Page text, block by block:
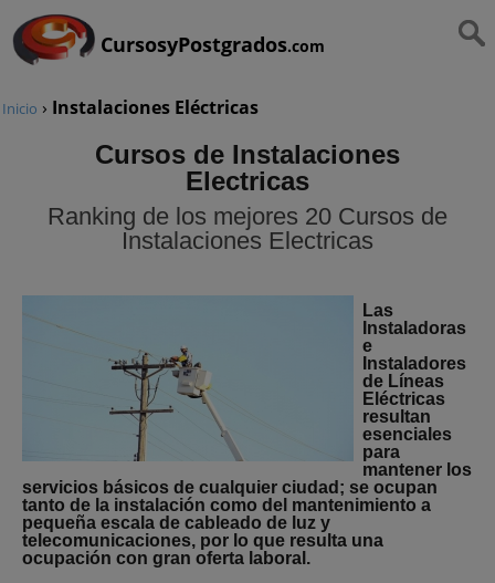
CursosyPostgrados.com
Inicio › Instalaciones Eléctricas
Cursos de Instalaciones
Electricas
Ranking de los mejores 20 Cursos de
Instalaciones Electricas
Las
Instaladoras
e
Instaladores
de Líneas
Eléctricas
resultan
esenciales
para
mantener los
servicios básicos de cualquier ciudad; se ocupan
tanto de la instalación como del mantenimiento a
pequeña escala de cableado de luz y
telecomunicaciones, por lo que resulta una
ocupación con gran oferta laboral.